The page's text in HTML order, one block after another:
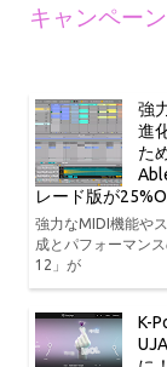
キャンペー
強
進
た
レード版が
強力なMIDI機能や
成とパフォーマン
12」が
K-